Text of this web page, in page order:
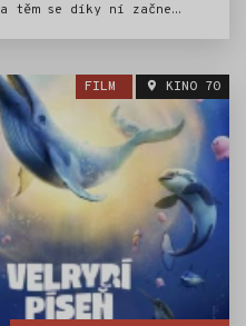
těm se díky ní začne
čas. Podaří se jim
FILM KINO 70